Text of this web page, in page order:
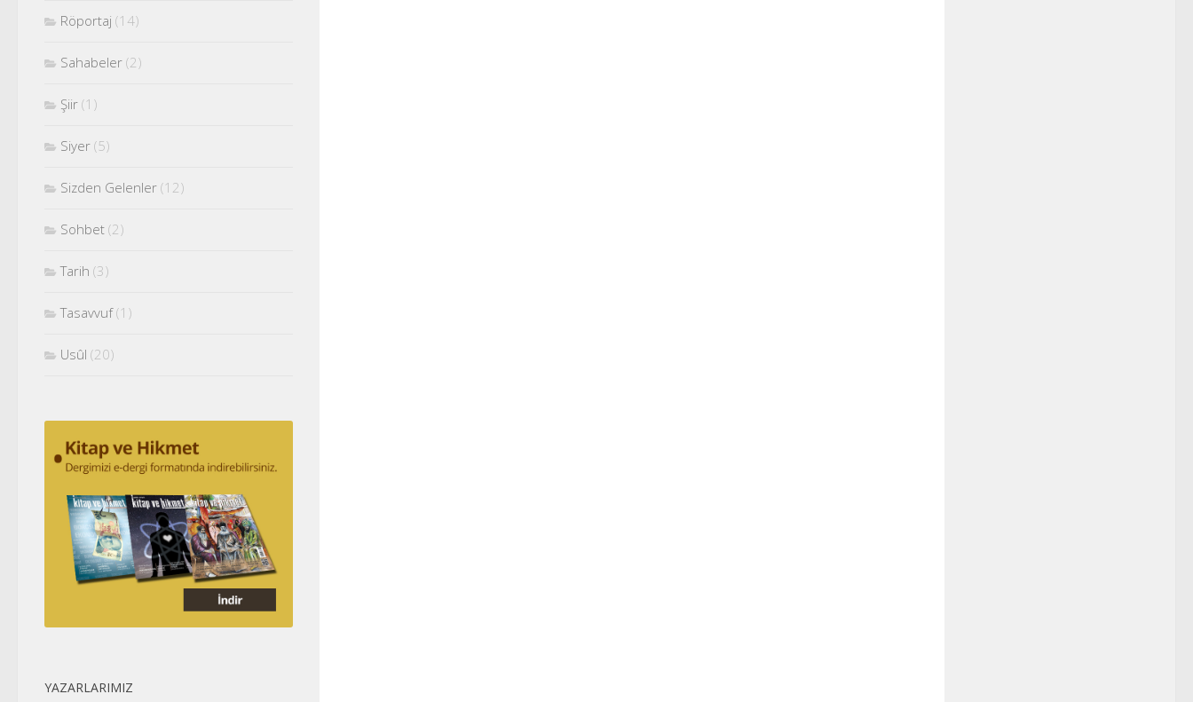
Röportaj (14)
Sahabeler (2)
Şiir (1)
Siyer (5)
Sizden Gelenler (12)
Sohbet (2)
Tarih (3)
Tasavvuf(1)
Usûl (20)
YAZARLARIMIZ